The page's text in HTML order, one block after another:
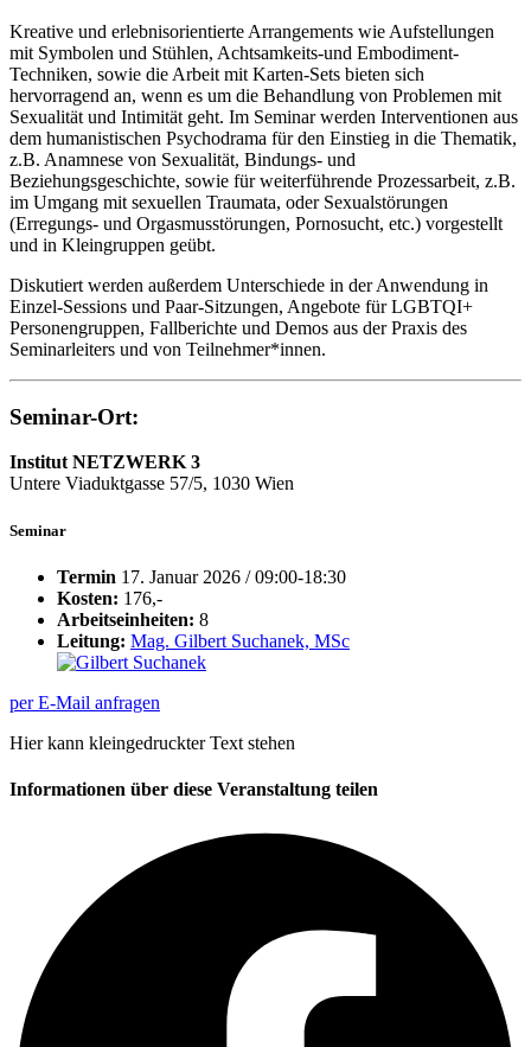
Kreative und erlebnisorientierte Arrangements wie Aufstellungen
mit Symbolen und Stühlen, Achtsamkeits-und Embodiment-
Techniken, sowie die Arbeit mit Karten-Sets bieten sich
hervorragend an, wenn es um die Behandlung von Problemen mit
Sexualität und Intimität geht. Im Seminar werden Interventionen aus
dem humanistischen Psychodrama für den Einstieg in die Thematik,
z.B. Anamnese von Sexualität, Bindungs- und
Beziehungsgeschichte, sowie für weiterführende Prozessarbeit, z.B.
im Umgang mit sexuellen Traumata, oder Sexualstörungen
(Erregungs- und Orgasmusstörungen, Pornosucht, etc.) vorgestellt
und in Kleingruppen geübt.
Diskutiert werden außerdem Unterschiede in der Anwendung in
Einzel-Sessions und Paar-Sitzungen, Angebote für LGBTQI+
Personengruppen, Fallberichte und Demos aus der Praxis des
Seminarleiters und von Teilnehmer*innen.
Seminar-Ort:
Institut NETZWERK 3
Untere Viaduktgasse 57/5, 1030 Wien
Seminar
Termin 17. Januar 2026 / 09:00-18:30
Kosten: 176,-
Arbeitseinheiten: 8
Leitung: Mag. Gilbert Suchanek, MSc
per E-Mail anfragen
Hier kann kleingedruckter Text stehen
Informationen über diese Veranstaltung teilen